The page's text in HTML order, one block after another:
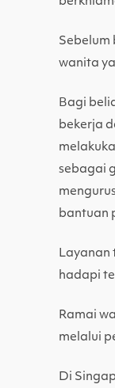
Sebelum
wanita
Bagi
bekerja
sebagai
bantuan
Layanan
hadapi
Ramai
melalui
Di